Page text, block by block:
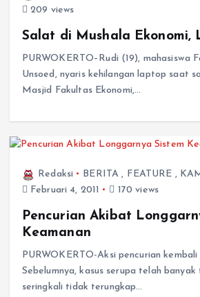
209 views
Salat di Mushala Ekonomi,
PURWOKERTO–Rudi (19), mahasiswa
Unsoed, nyaris kehilangan laptop saat
Masjid Fakultas Ekonomi,…
Redaksi BERITA , FEATURE ,
Februari 4, 2011
170 views
Pencurian Akibat
Keamanan
PURWOKERTO-Aksi pencurian
Sebelumnya, kasus serupa telah
seringkali tidak terungkap…